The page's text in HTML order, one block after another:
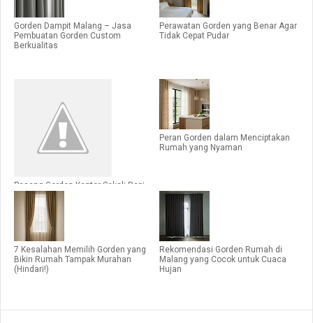
Gorden Dampit Malang – Jasa
Pembuatan Gorden Custom
Berkualitas
Perawatan Gorden yang Benar Agar
Tidak Cepat Pudar
Pasang Gorden Kantor Sekali Rapi
Bertahun-Tahun
Peran Gorden dalam Menciptakan
Rumah yang Nyaman
7 Kesalahan Memilih Gorden yang
Bikin Rumah Tampak Murahan
(Hindari!)
Rekomendasi Gorden Rumah di
Malang yang Cocok untuk Cuaca
Hujan